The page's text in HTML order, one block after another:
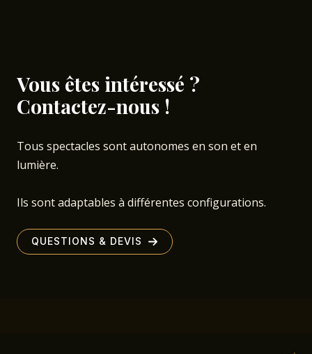
Vous êtes intéressé ?
Contactez-nous !
Tous spectacles sont autonomes en son et en
lumière.
Ils sont adaptables à différentes configurations.
QUESTIONS & DEVIS